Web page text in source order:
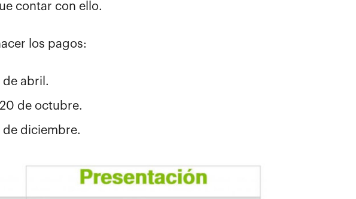
contar con ello.
los pagos:
de abril.
de octubre.
de diciembre.